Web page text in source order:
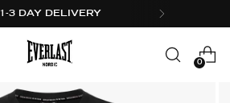
1-3 DAY DELIVERY
0